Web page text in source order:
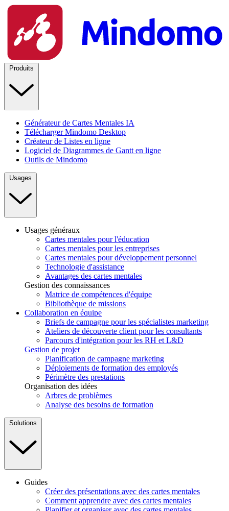
Produits
Générateur de Cartes Mentales IA
Télécharger Mindomo Desktop
Créateur de Listes en ligne
Logiciel de Diagrammes de Gantt en ligne
Outils de Mindomo
Usages
Usages généraux
Cartes mentales pour l'éducation
Cartes mentales pour les entreprises
Cartes mentales pour développement personnel
Technologie d'assistance
Avantages des cartes mentales
Gestion des connaissances
Matrice de compétences d'équipe
Bibliothèque de missions
Collaboration en équipe
Briefs de campagne pour les spécialistes marketing
Ateliers de découverte client pour les consultants
Parcours d'intégration pour les RH et L&D
Gestion de projet
Planification de campagne marketing
Déploiements de formation des employés
Périmètre des prestations
Organisation des idées
Arbres de problèmes
Analyse des besoins de formation
Solutions
Guides
Créer des présentations avec des cartes mentales
Comment apprendre avec des cartes mentales